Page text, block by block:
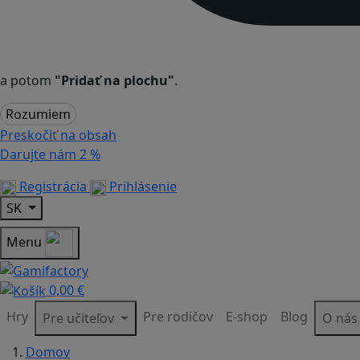
a potom "Pridať na plochu".
Rozumiem
Preskočiť na obsah
Darujte nám 2 %
Registrácia
Prihlásenie
SK
Menu
0,00 €
Hry
Pre učiteľov Pre rodičov E-shop Blog
O nás
Domov